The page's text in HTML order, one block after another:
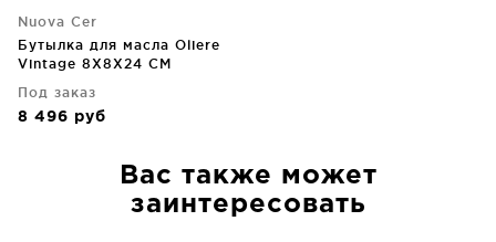
Nuova Cer
Бутылка для масла Oliere
Vintage 8X8X24 CM
Под заказ
8 496 руб
Вас также может
заинтересовать